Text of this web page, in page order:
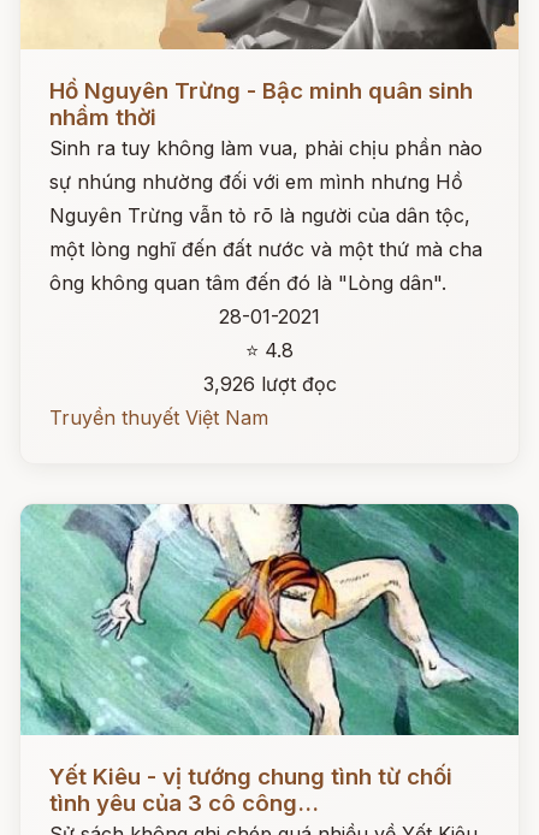
Đọc ngay
Hồ Nguyên Trừng - Bậc minh quân sinh
nhầm thời
Sinh ra tuy không làm vua, phải chịu phần nào
sự nhúng nhường đối với em mình nhưng Hồ
Nguyên Trừng vẫn tỏ rõ là người của dân tộc,
một lòng nghĩ đến đất nước và một thứ mà cha
ông không quan tâm đến đó là "Lòng dân".
28-01-2021
⭐ 4.8
3,926 lượt đọc
Truyền thuyết Việt Nam
Đọc ngay
Yết Kiêu - vị tướng chung tình từ chối
tình yêu của 3 cô công...